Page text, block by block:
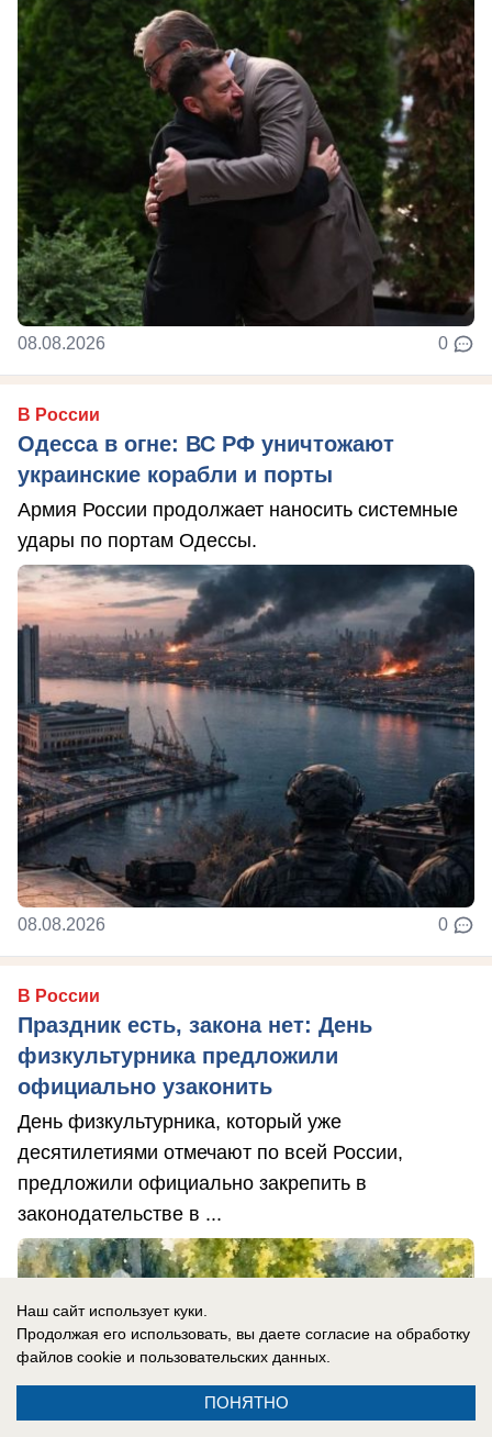
08.08.2026 0
В России
Одесса в огне: ВС РФ уничтожают
украинские корабли и порты
Армия России продолжает наносить системные
удары по портам Одессы.
08.08.2026 0
В России
Праздник есть, закона нет: День
физкультурника предложили
официально узаконить
День физкультурника, который уже
десятилетиями отмечают по всей России,
предложили официально закрепить в
законодательстве в ...
Наш сайт использует куки.
Продолжая его использовать, вы даете согласие на обработку
файлов cookie и пользовательских данных.
ПОНЯТНО